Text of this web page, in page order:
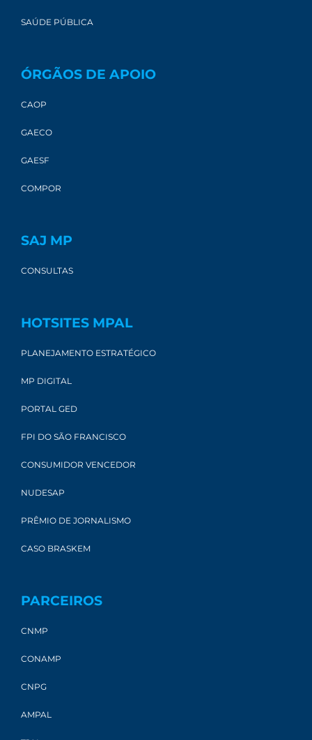
SAÚDE PÚBLICA
ÓRGÃOS DE APOIO
CAOP
GAECO
GAESF
COMPOR
SAJ MP
CONSULTAS
HOTSITES MPAL
PLANEJAMENTO ESTRATÉGICO
MP DIGITAL
PORTAL GED
FPI DO SÃO FRANCISCO
CONSUMIDOR VENCEDOR
NUDESAP
PRÊMIO DE JORNALISMO
CASO BRASKEM
PARCEIROS
CNMP
CONAMP
CNPG
AMPAL